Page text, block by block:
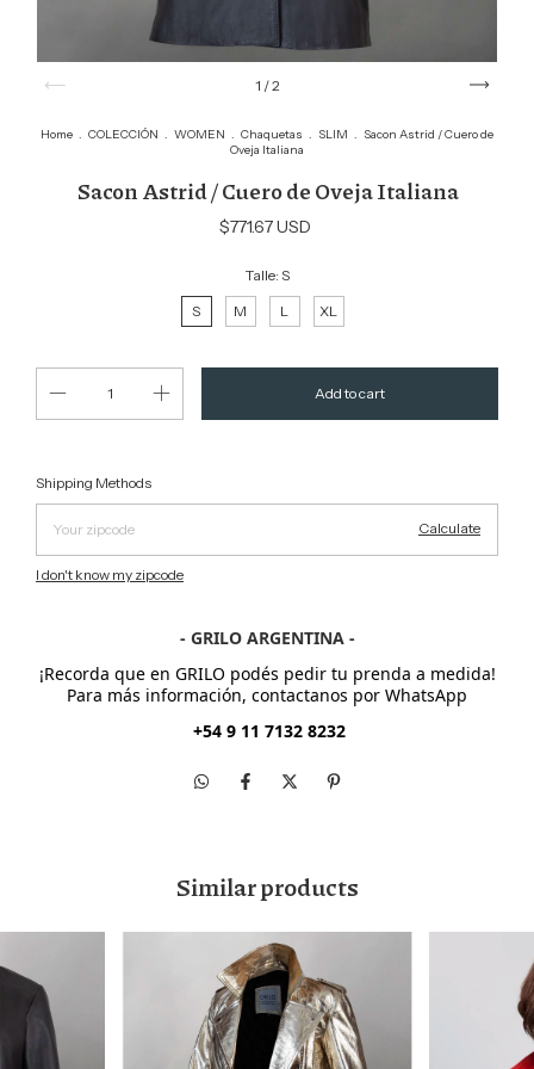
1 /2
Home . COLECCIÓN . WOMEN . Chaquetas . SLIM . Sacon Astrid / Cuero de
Oveja Italiana
Sacon Astrid / Cuero de Oveja Italiana
$771.67 USD
Talle: S
S
M L XL
Shipping for zipcode:
Shipping Methods
Calculate
I don't know my zipcode
- GRILO ARGENTINA -
¡Recorda que en GRILO podés pedir tu prenda a medida!
Para más información, contactanos por WhatsApp
+54 9 11 7132 8232
Similar products